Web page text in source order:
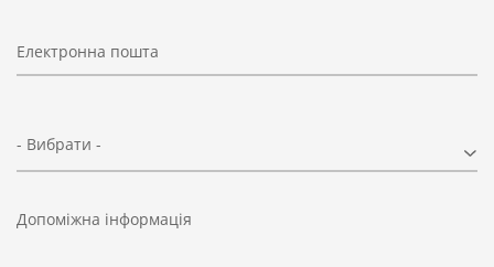
Електронна пошта
- Вибрати -
Допоміжна інформація